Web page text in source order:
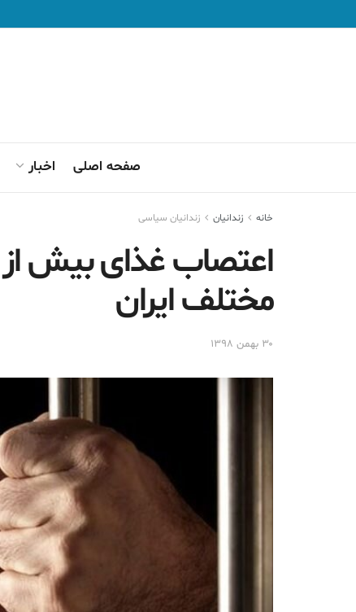
صفحه اصلی اخبار
خانه زندانيان زندانیان سیاسی
مختلف ایران
۳۰ بهمن ۱۳۹۸